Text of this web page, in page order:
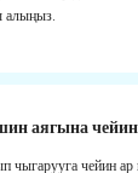
алыңыз.
аягына
чыгарууга чейин ар